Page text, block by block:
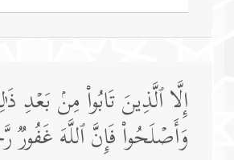
إِلَّا ٱلَّذِینَ تَابُوا۟ مِنۢ بَعۡدِ
وَأَصۡلَحُوا۟ فَإِنَّ ٱللَّهَ غَفُورࣱ